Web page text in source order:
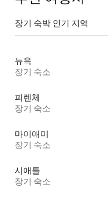
장기 숙박 인기 지역
뉴욕
장기 숙소
피렌체
장기 숙소
마이애미
장기 숙소
시애틀
장기 숙소